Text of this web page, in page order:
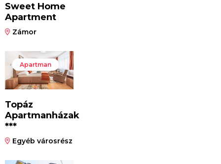
Sweet Home
Apartment
Zámor
Apartman
Topáz
Apartmanházak
***
Egyéb városrész